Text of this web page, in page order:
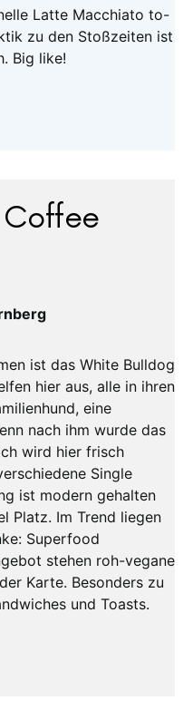
Latte Macchiato to-
zu den Stoßzeiten ist
Big like!
ist das White Bulldog
hier aus, alle in ihren
eine
nach ihm wurde das
wird hier frisch
Single
ist modern gehalten
Platz. Im Trend liegen
Superfood
stehen roh-vegane
Karte. Besonders zu
und Toasts.